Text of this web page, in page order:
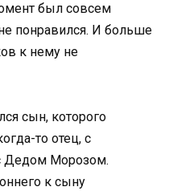
был совсем
понравился. И больше
к нему не
сын, которого
то отец, с
Дедом Морозом.
к сыну